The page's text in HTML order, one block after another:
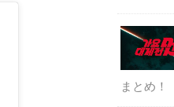
まとめ！